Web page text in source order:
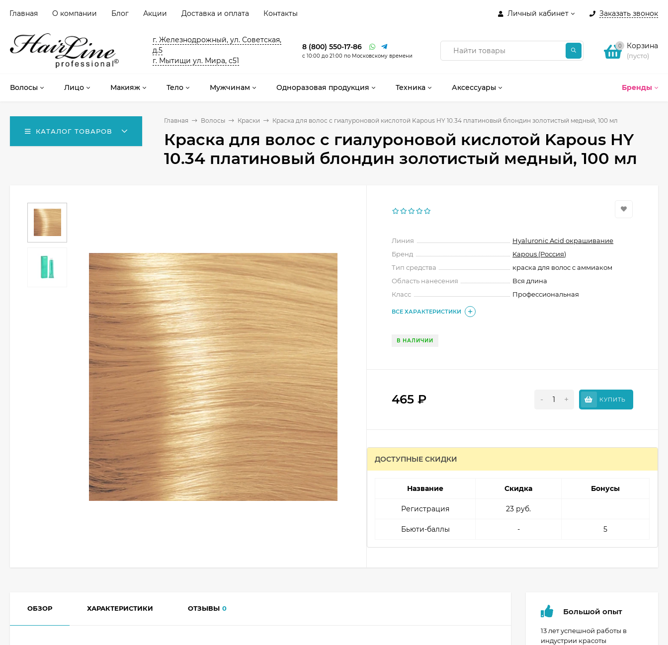
Личный кабинет Заказать звонок
Главная О компании Блог Акции Доставка и оплата Контакты
г. Железнодрожный, ул. Советская,
д.5
г. Мытищи ул. Мира, с51
8 (800) 550-17-86
с 10:00 до 21:00 по Московскому времени
0 Корзина
(пусто)
Бренды
Волосы Лицо Макияж Тело Мужчинам Одноразовая продукция Техника Аксессуары
КАТАЛОГ ТОВАРОВ
Главная Волосы Краски Краска для волос с гиалуроновой кислотой Kapous HY 10.34 платиновый блондин золотистый медный, 100 мл
Краска для волос с гиалуроновой кислотой Kapous HY
10.34 платиновый блондин золотистый медный, 100 мл
Линия
Hyaluronic Acid окрашивание
Бренд
Kapous (Россия)
Тип средства
краска для волос с аммиаком
Область нанесения
Вся длина
Класс
Профессиональная
ВСЕ ХАРАКТЕРИСТИКИ
В НАЛИЧИИ
465₽ - + КУПИТЬ
ДОСТУПНЫЕ СКИДКИ
Название Скидка Бонусы
Регистрация 23 руб.
Бьюти-баллы - 5
ОБЗОР ХАРАКТЕРИСТИКИ ОТЗЫВЫ 0 Большой опыт
13 лет успешной работы в
индустрии красоты